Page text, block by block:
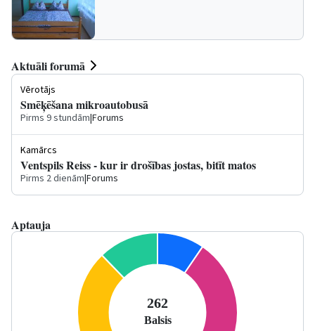
Aktuāli forumā
Vērotājs
Smēķēšana mikroautobusā
Pirms 9 stundām|Forums
Kamārcs
Ventspils Reiss - kur ir drošības jostas, bitīt matos
Pirms 2 dienām|Forums
Aptauja